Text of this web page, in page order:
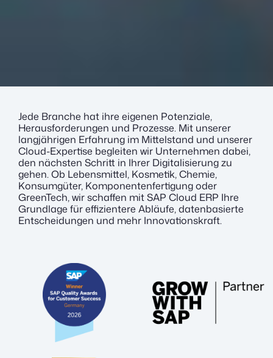
Jede Branche hat ihre eigenen Potenziale,
Herausforderungen und Prozesse. Mit unserer
langjährigen Erfahrung im Mittelstand und unserer
Cloud-Expertise begleiten wir Unternehmen dabei,
den nächsten Schritt in Ihrer Digitalisierung zu
gehen. Ob Lebensmittel, Kosmetik, Chemie,
Konsumgüter, Komponentenfertigung oder
GreenTech, wir schaffen mit SAP Cloud ERP Ihre
Grundlage für effizientere Abläufe, datenbasierte
Entscheidungen und mehr Innovationskraft.